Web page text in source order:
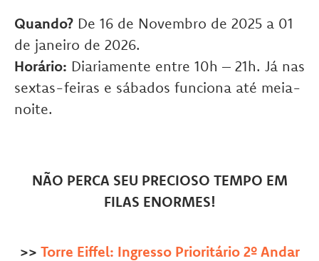
Quando? De 16 de Novembro de 2025 a 01
de janeiro de 2026.
Horário: Diariamente entre 10h – 21h. Já nas
sextas-feiras e sábados funciona até meia-
noite.
NÃO PERCA SEU PRECIOSO TEMPO EM
FILAS ENORMES!
>> Torre Eiffel: Ingresso Prioritário 2º Andar